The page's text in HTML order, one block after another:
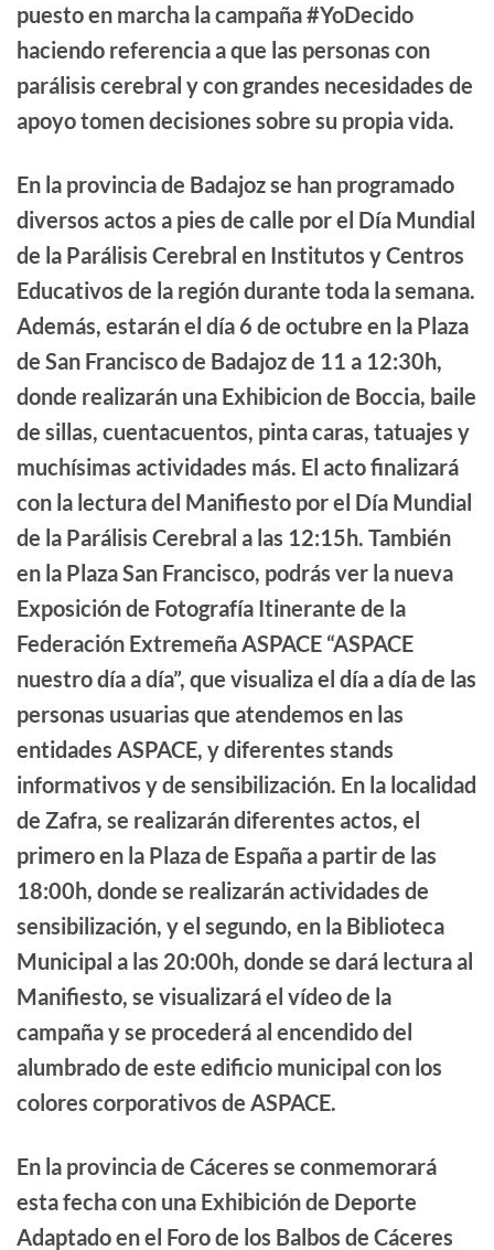
puesto en marcha la campaña #YoDecido
haciendo referencia a que las personas con
parálisis cerebral y con grandes necesidades de
apoyo tomen decisiones sobre su propia vida.
En la provincia de Badajoz se han programado
diversos actos a pies de calle por el Día Mundial
de la Parálisis Cerebral en Institutos y Centros
Educativos de la región durante toda la semana.
Además, estarán el día 6 de octubre en la Plaza
de San Francisco de Badajoz de 11 a 12:30h,
donde realizarán una Exhibicion de Boccia, baile
de sillas, cuentacuentos, pinta caras, tatuajes y
muchísimas actividades más. El acto finalizará
con la lectura del Manifiesto por el Día Mundial
de la Parálisis Cerebral a las 12:15h. También
en la Plaza San Francisco, podrás ver la nueva
Exposición de Fotografía Itinerante de la
Federación Extremeña ASPACE “ASPACE
nuestro día a día”, que visualiza el día a día de las
personas usuarias que atendemos en las
entidades ASPACE, y diferentes stands
informativos y de sensibilización. En la localidad
de Zafra, se realizarán diferentes actos, el
primero en la Plaza de España a partir de las
18:00h, donde se realizarán actividades de
sensibilización, y el segundo, en la Biblioteca
Municipal a las 20:00h, donde se dará lectura al
Manifiesto, se visualizará el vídeo de la
campaña y se procederá al encendido del
alumbrado de este edificio municipal con los
colores corporativos de ASPACE.
En la provincia de Cáceres se conmemorará
esta fecha con una Exhibición de Deporte
Adaptado en el Foro de los Balbos de Cáceres